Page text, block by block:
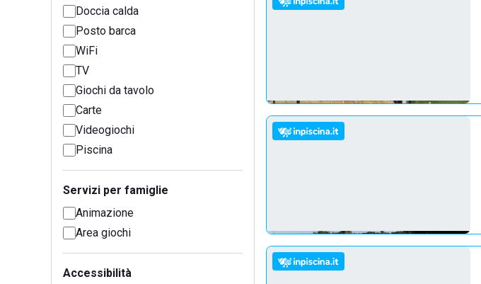
Doccia calda
Posto barca
WiFi
TV
Giochi da tavolo
Carte
Videogiochi
Piscina
Servizi per famiglie
Animazione
Area giochi
Accessibilità